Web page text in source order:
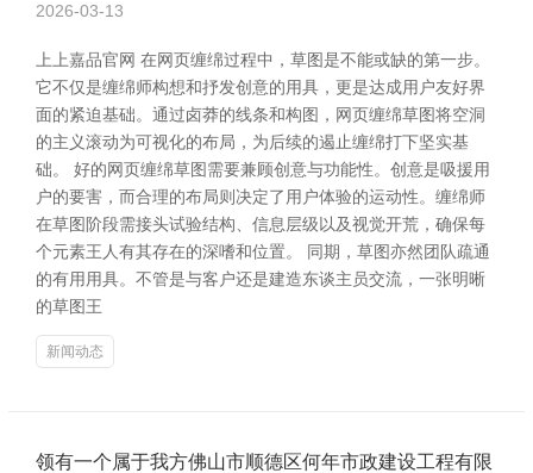
2026-03-13
上上嘉品官网 在网页缠绵过程中，草图是不能或缺的第一步。
它不仅是缠绵师构想和抒发创意的用具，更是达成用户友好界
面的紧迫基础。通过卤莽的线条和构图，网页缠绵草图将空洞
的主义滚动为可视化的布局，为后续的遏止缠绵打下坚实基
础。 好的网页缠绵草图需要兼顾创意与功能性。创意是吸援用
户的要害，而合理的布局则决定了用户体验的运动性。缠绵师
在草图阶段需接头试验结构、信息层级以及视觉开荒，确保每
个元素王人有其存在的深嗜和位置。 同期，草图亦然团队疏通
的有用用具。不管是与客户还是建造东谈主员交流，一张明晰
的草图王
新闻动态
领有一个属于我方佛山市顺德区何年市政建设工程有限